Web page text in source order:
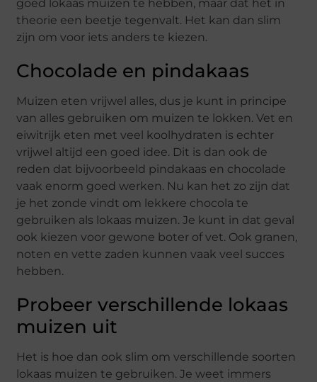
goed lokaas muizen te hebben, maar dat het in
theorie een beetje tegenvalt. Het kan dan slim
zijn om voor iets anders te kiezen.
Chocolade en pindakaas
Muizen eten vrijwel alles, dus je kunt in principe
van alles gebruiken om muizen te lokken. Vet en
eiwitrijk eten met veel koolhydraten is echter
vrijwel altijd een goed idee. Dit is dan ook de
reden dat bijvoorbeeld pindakaas en chocolade
vaak enorm goed werken. Nu kan het zo zijn dat
je het zonde vindt om lekkere chocola te
gebruiken als lokaas muizen. Je kunt in dat geval
ook kiezen voor gewone boter of vet. Ook granen,
noten en vette zaden kunnen vaak veel succes
hebben.
Probeer verschillende lokaas
muizen uit
Het is hoe dan ook slim om verschillende soorten
lokaas muizen te gebruiken. Je weet immers